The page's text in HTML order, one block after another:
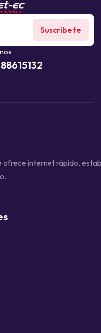
Suscribete
ofrece internet rápido,